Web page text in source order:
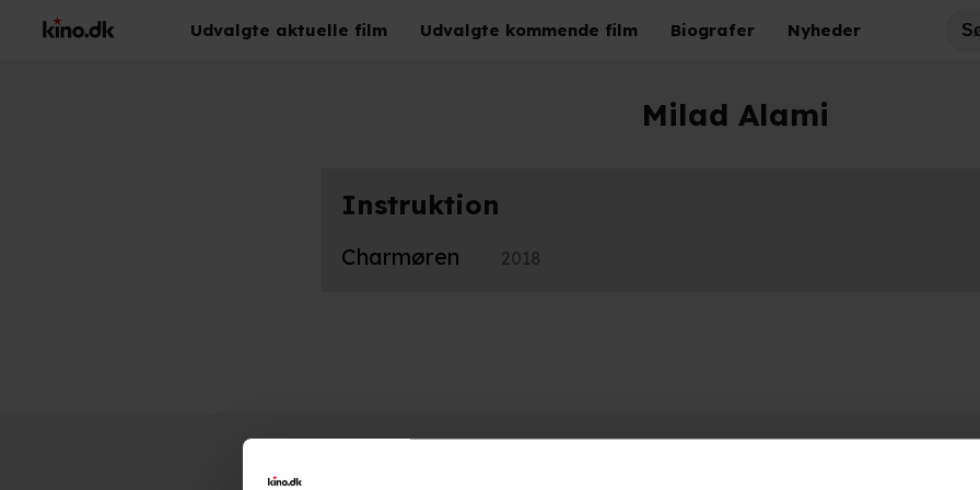
Udvalgte aktuelle film Udvalgte kommende film Biografer Nyheder
Milad Alami
Instruktion
Charmøren 2018
Hold dig opdateret